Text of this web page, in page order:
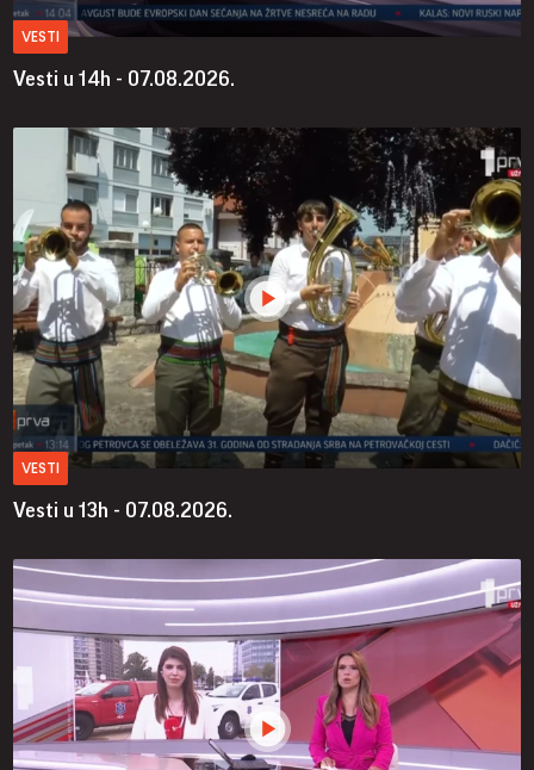
VESTI
Vesti u 14h - 07.08.2026.
VESTI
Vesti u 13h - 07.08.2026.